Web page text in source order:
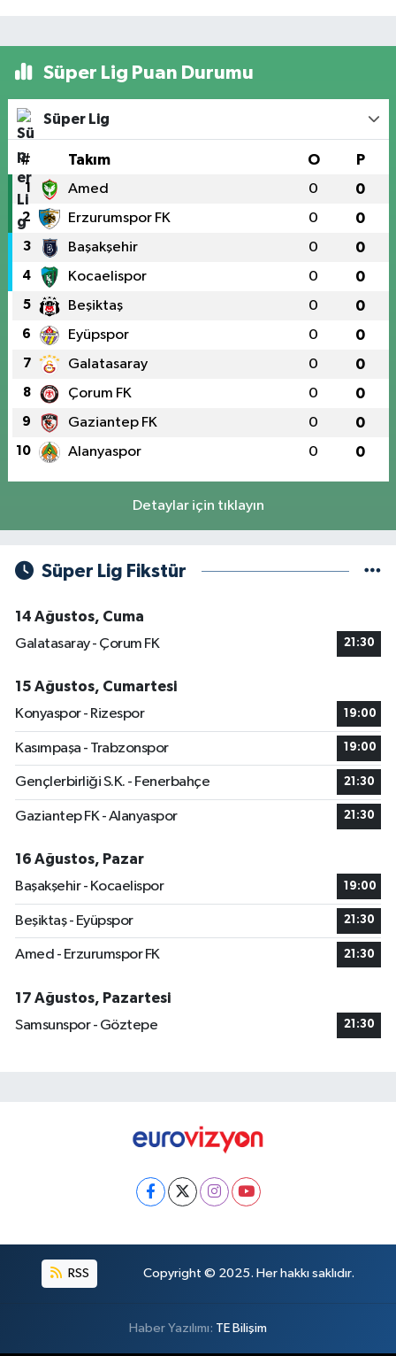
Süper Lig Puan Durumu
Süper Lig
# Takım O P
1 Amed 0 0
2 Erzurumspor FK 0 0
3 Başakşehir 0 0
4 Kocaelispor 0 0
5 Beşiktaş 0 0
6 Eyüpspor 0 0
7 Galatasaray 0 0
8 Çorum FK 0 0
9 Gaziantep FK 0 0
10 Alanyaspor 0 0
Detaylar için tıklayın
Süper Lig Fikstür
14 Ağustos, Cuma
Galatasaray - Çorum FK
21:30
15 Ağustos, Cumartesi
Konyaspor - Rizespor
19:00
Kasımpaşa - Trabzonspor 19:00
Gençlerbirliği S.K. - Fenerbahçe 21:30
Gaziantep FK - Alanyaspor 21:30
16 Ağustos, Pazar
Başakşehir - Kocaelispor
19:00
Beşiktaş - Eyüpspor 21:30
Amed - Erzurumspor FK 21:30
17 Ağustos, Pazartesi
Samsunspor - Göztepe
21:30
RSS Copyright © 2025. Her hakkı saklıdır.
Haber Yazılımı: TE Bilişim